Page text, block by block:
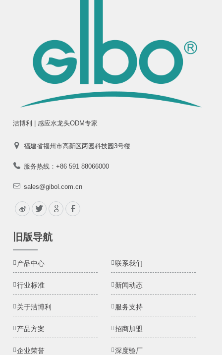
洁博利 | 感应水龙头ODM专家
福建省福州市高新区两园科技园3号楼
服务热线：+86 591 88066000
sales@gibol.com.cn
旧版导航
产品中心 联系我们
行业标准 新闻动态
关于洁博利 服务支持
产品方案 招商加盟
企业荣誉 深度验厂